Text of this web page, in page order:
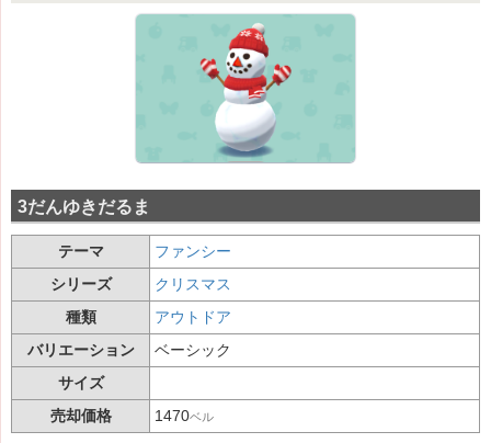
3だんゆきだるま
テーマ
ファンシー
シリーズ
クリスマス
種類
アウトドア
バリエーション
ベーシック
サイズ
売却価格
1470ベル